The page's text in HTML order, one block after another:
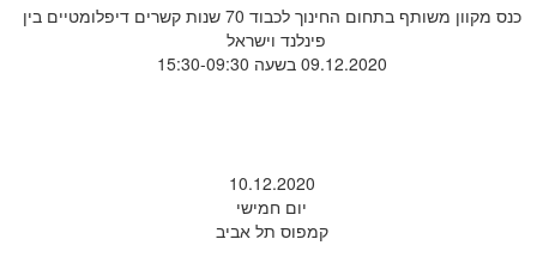
כנס מקוון משותף בתחום החינוך לכבוד 70 שנות קשרים דיפלומטיים בין
פינלנד וישראל
09.12.2020 בשעה 15:30-09:30
10.12.2020
יום חמישי
קמפוס תל אביב